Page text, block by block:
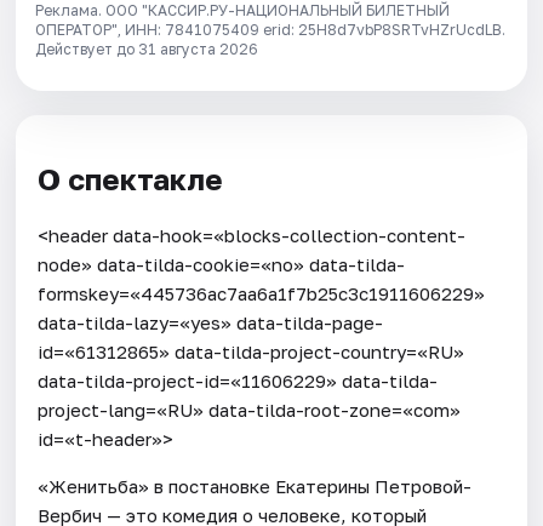
Реклама. ООО "КАССИР.РУ-НАЦИОНАЛЬНЫЙ БИЛЕТНЫЙ
ОПЕРАТОР", ИНН: 7841075409 erid: 25H8d7vbP8SRTvHZrUcdLB.
Действует до 31 августа 2026
О спектакле
<header data-hook=«blocks-collection-content-
node» data-tilda-cookie=«no» data-tilda-
formskey=«445736ac7aa6a1f7b25c3c1911606229»
data-tilda-lazy=«yes» data-tilda-page-
id=«61312865» data-tilda-project-country=«RU»
data-tilda-project-id=«11606229» data-tilda-
project-lang=«RU» data-tilda-root-zone=«com»
id=«t-header»>
«Женитьба» в постановке Екатерины Петровой-
Вербич — это комедия о человеке, который